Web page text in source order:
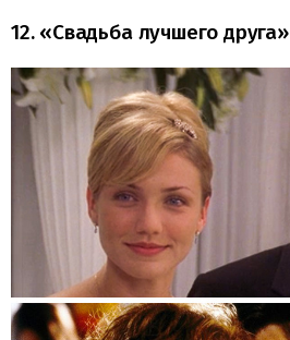
12. «Свадьба лучшего друга»